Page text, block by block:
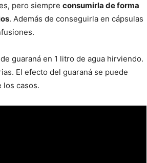
pero siempre consumirla de forma
. Además de conseguirla en cápsulas
guaraná en 1 litro de agua hirviendo.
El efecto del guaraná se puede
los casos.